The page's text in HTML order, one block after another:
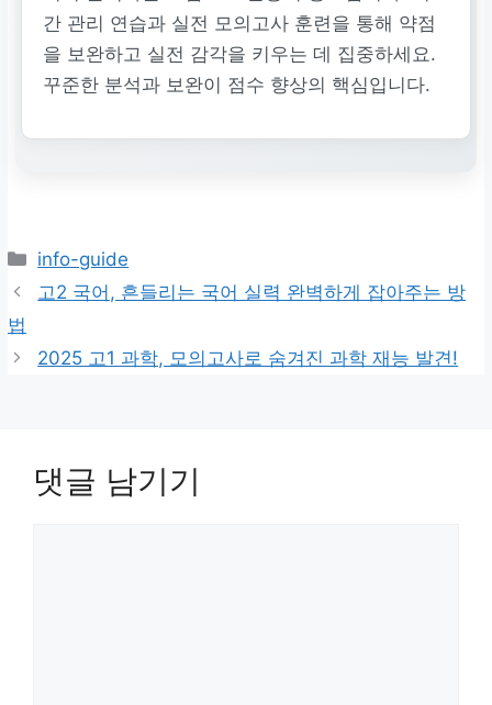
간 관리 연습과 실전 모의고사 훈련을 통해 약점
을 보완하고 실전 감각을 키우는 데 집중하세요.
꾸준한 분석과 보완이 점수 향상의 핵심입니다.
카
테
info-guide
고2 국어, 흔들리는 국어 실력 완벽하게 잡아주는 방
법
2025 고1 과학, 모의고사로 숨겨진 과학 재능 발견!
댓글 남기기